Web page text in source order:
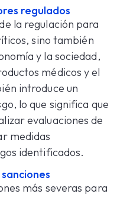
regulados
la regulación para
sino también
y la sociedad,
médicos y el
introduce un
lo que significa que
evaluaciones de
medidas
identificados.
más severas para